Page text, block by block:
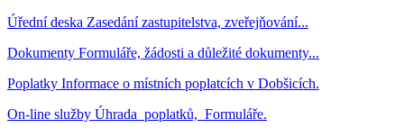
Úřední deska Zasedání zastupitelstva, zveřejňování...
Dokumenty Formuláře, žádosti a důležité dokumenty...
Poplatky Informace o místních poplatcích v Dobšicích.
On-line služby Úhrada poplatků, Formuláře.